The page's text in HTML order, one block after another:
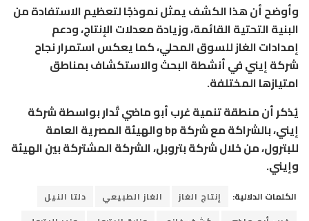
وأوضح أن هذا الكشف يمثل نموذجًا لتعظيم الاستفادة من
البنية التحتية القائمة، وزيادة معدلات الإنتاج، ودعم
إمدادات الغاز للسوق المحلي، كما يعكس استمرار نجاح
شركة إيني في أنشطة البحث والاستكشاف بمناطق
امتيازها المختلفة.
يُذكر أن منطقة تنمية غرب أبو ماضي تُدار بواسطة شركة
إيني، بالشراكة مع شركة bp والهيئة المصرية العامة
للبترول، من خلال شركة بتروبل، الشركة المشتركة بين الهيئة
وإيني.
الكلمات الدلالية: إنتاج الغاز الغاز الطبيعي
دلتا النيل